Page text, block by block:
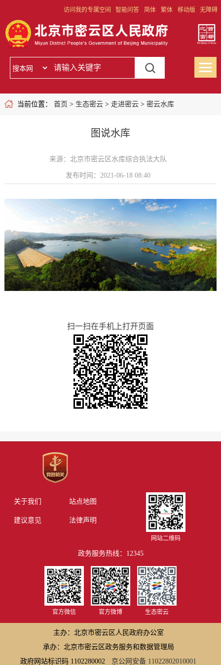
访问我的专属空间 智能问答 简体 繁体 移动版 无障碍
当前位置： 首页 > 生态密云> 走进密云> 密云水库
图说水库
来源：北京市密云区水库综合执法大队
发布时间：2021-06-18 08:40
扫一扫在手机上打开页面
关于我们 站点地图
建议意见 法律声明
网站二维码
政务服务热线：12345
官方微信 官方微博 生态密云
主办：北京市密云区人民政府办公室
承办：北京市密云区政务服务和数据管理局
政府网站标识码 1102280002
京公网安备 11022802010001